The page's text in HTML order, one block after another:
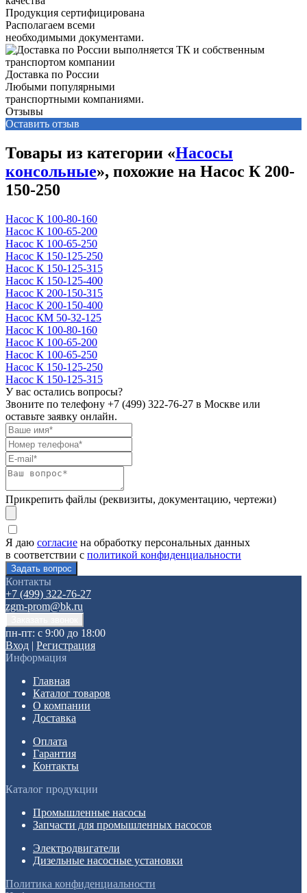
Продукция сертифицирована
Располагаем всеми
необходимыми документами.
Доставка по России
Любыми популярными
транспортными компаниями.
Отзывы
Оставить отзыв
Товары из категории «Насосы
консольные», похожие на Насос К 200-
150-250
Насос К 100-80-160
Насос К 100-65-200
Насос К 100-65-250
Насос К 150-125-250
Насос К 150-125-315
Насос К 150-125-400
Насос К 200-150-315
Насос К 200-150-400
Насос КМ 50-32-125
Насос К 100-80-160
Насос К 100-65-200
Насос К 100-65-250
Насос К 150-125-250
Насос К 150-125-315
У вас остались вопросы?
Звоните по телефону +7 (499) 322-76-27 в Москве или
оставьте заявку онлайн.
Прикрепить файлы (реквизиты, документацию, чертежи)
Я даю согласие на обработку персональных данных
в соответствии с политикой конфиденциальности
Контакты
+7 (499) 322-76-27
zgm-prom@bk.ru
пн-пт: с 9:00 до 18:00
Вход | Регистрация
Информация
Главная
Каталог товаров
О компании
Доставка
Оплата
Гарантия
Контакты
Каталог продукции
Промышленные насосы
Запчасти для промышленных насосов
Электродвигатели
Дизельные насосные установки
Политика конфиденциальности